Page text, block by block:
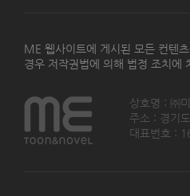
ME 웹사이트에 게시된 모든 컨텐
경우 저작권법에 의해 법정 조치에
상호명 : ㈜
주소 : 경기
대표번호 :